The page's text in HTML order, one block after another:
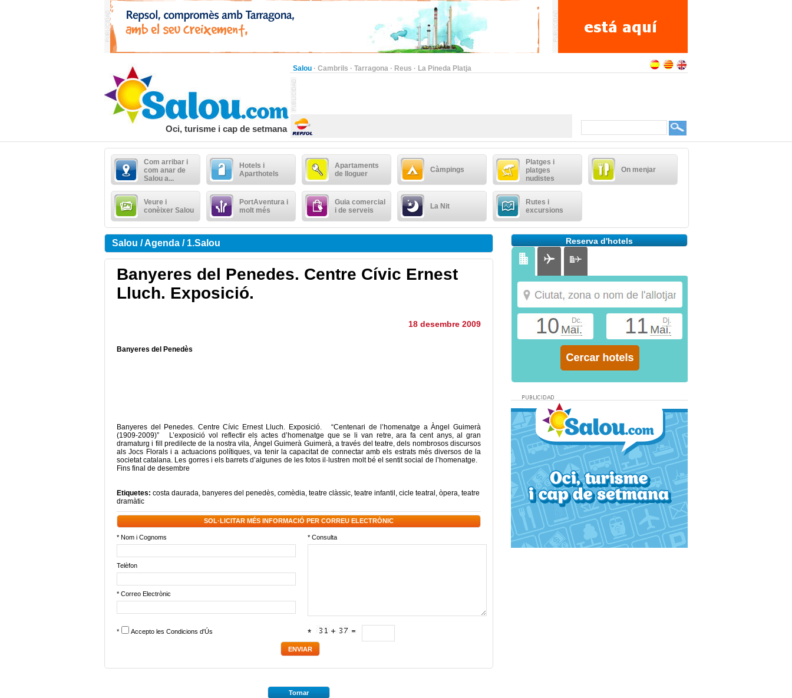
Salou · Cambrils · Tarragona · Reus · La Pineda Platja
Oci, turisme i cap de setmana
Com arribar i
com anar de
Salou a...
Hotels i
Aparthotels
Apartaments
de lloguer
Càmpings
Platges i
platges
nudistes
On menjar
Veure i
conèixer Salou
PortAventura i
molt més
Guia comercial
i de serveis
La Nit
Rutes i
excursions
Salou / Agenda / 1.Salou
Banyeres del Penedes. Centre Cívic Ernest
Lluch. Exposició.
18 desembre 2009
Banyeres del Penedès
Banyeres del Penedes. Centre Cívic Ernest Lluch. Exposició. “Centenari de l’homenatge a Àngel Guimerà
(1909-2009)” L’exposició vol reflectir els actes d’homenatge que se li van retre, ara fa cent anys, al gran
dramaturg i fill predilecte de la nostra vila, Àngel Guimerà Guimerà, a través del teatre, dels nombrosos discursos
als Jocs Florals i a actuacions polítiques, va tenir la capacitat de connectar amb els estrats més diversos de la
societat catalana. Les gorres i els barrets d’algunes de les fotos il·lustren molt bé el sentit social de l’homenatge.
Fins final de desembre
Etiquetes: costa daurada, banyeres del penedès, comèdia, teatre clàssic, teatre infantil , cicle teatral , òpera, teatre
dramàtic
SOL·LICITAR MÉS INFORMACIÓ PER CORREU ELECTRÒNIC
* Nom i Cognoms * Consulta
Telèfon
* Correo Electrònic
* Accepto les Condicions d'Ús *
Tornar
Reserva d'hotels